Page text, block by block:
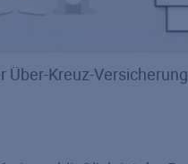
Über-Kreuz-Versicherung